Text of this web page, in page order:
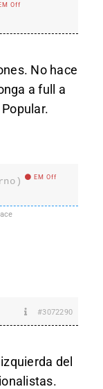
Off
No hace
a full a
EM Off
#3072290
del